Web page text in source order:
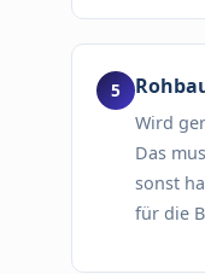
Wird
Das
sonst
für die